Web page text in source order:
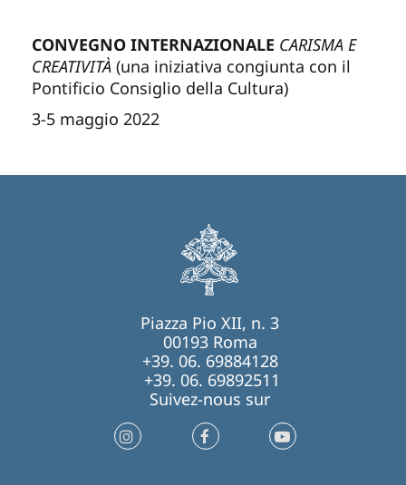
CONVEGNO INTERNAZIONALE CARISMA E
CREATIVITÀ (una iniziativa congiunta con il
Pontificio Consiglio della Cultura)
3-5 maggio 2022
Piazza Pio XII, n. 3
00193 Roma
+39. 06. 69884128
+39. 06. 69892511
Suivez-nous sur